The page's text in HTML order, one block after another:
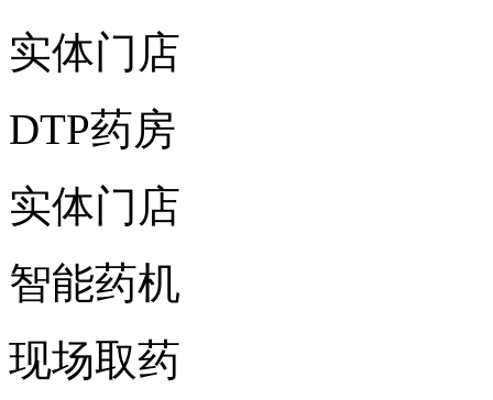
实体门店
DTP药房
实体门店
智能药机
现场取药